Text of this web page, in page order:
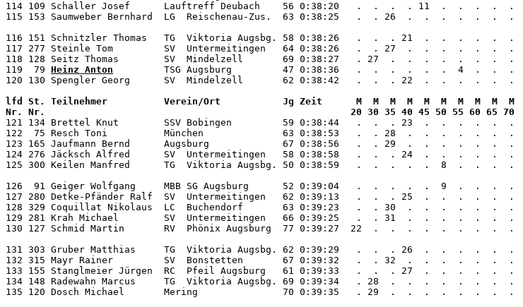
114 109 Schaller Josef      Lauftreff Deubach    56 0:38:20   .  .  .  . 11  .  .  .  .  .
115 153 Saumweber Bernhard  LG  Reischenau-Zus.  63 0:38:25   .  . 26  .  .  .  .  .  .  .
116 151 Schnitzler Thomas   TG  Viktoria Augsbg. 58 0:38:26   .  .  . 21  .  .  .  .  .  .
117 277 Steinle Tom         SV  Untermeitingen   64 0:38:26   .  . 27  .  .  .  .  .  .  .
118 128 Seitz Thomas        SV  Mindelzell       69 0:38:27   . 27  .  .  .  .  .  .  .  .
119  79 Heinz Anton
         TSG Augsburg         47 0:38:36   .  .  .  .  .  .  4  .  .  .
lfd St. Teilnehmer          Verein/Ort           Jg Zeit      M  M  M  M  M  M  M  M  M  M
Nr. Nr.                                                      20 30 35 40 45 50 55 60 65 70
121 134 Brettel Knut        SSV Bobingen         59 0:38:44   .  .  . 23  .  .  .  .  .  .
122  75 Resch Toni          München              63 0:38:53   .  . 28  .  .  .  .  .  .  .
123 165 Jaufmann Bernd      Augsburg             67 0:38:56   .  . 29  .  .  .  .  .  .  .
124 276 Jäcksch Alfred      SV  Untermeitingen   58 0:38:58   .  .  . 24  .  .  .  .  .  .
125 300 Keilen Manfred      TG  Viktoria Augsbg. 50 0:38:59   .  .  .  .  .  8  .  .  .  .
126  91 Geiger Wolfgang     MBB SG Augsburg      52 0:39:04   .  .  .  .  .  9  .  .  .  .
127 280 Detke-Pfänder Ralf  SV  Untermeitingen   62 0:39:13   .  .  . 25  .  .  .  .  .  .
128 329 Coquillat Nikolaus  LC  Buchendorf       63 0:39:23   .  . 30  .  .  .  .  .  .  .
129 281 Krah Michael        SV  Untermeitingen   66 0:39:25   .  . 31  .  .  .  .  .  .  .
130 127 Schmid Martin       RV  Phönix Augsburg  77 0:39:27  22  .  .  .  .  .  .  .  .  .
131 303 Gruber Matthias     TG  Viktoria Augsbg. 62 0:39:29   .  .  . 26  .  .  .  .  .  .
132 315 Mayr Rainer         SV  Bonstetten       67 0:39:32   .  . 32  .  .  .  .  .  .  .
133 155 Stanglmeier Jürgen  RC  Pfeil Augsburg   61 0:39:33   .  .  . 27  .  .  .  .  .  .
134 148 Radewahn Marcus     TG  Viktoria Augsbg. 69 0:39:34   . 28  .  .  .  .  .  .  .  .
135 120 Dosch Michael       Mering               70 0:39:35   . 29  .  .  .  .  .  .  .  .